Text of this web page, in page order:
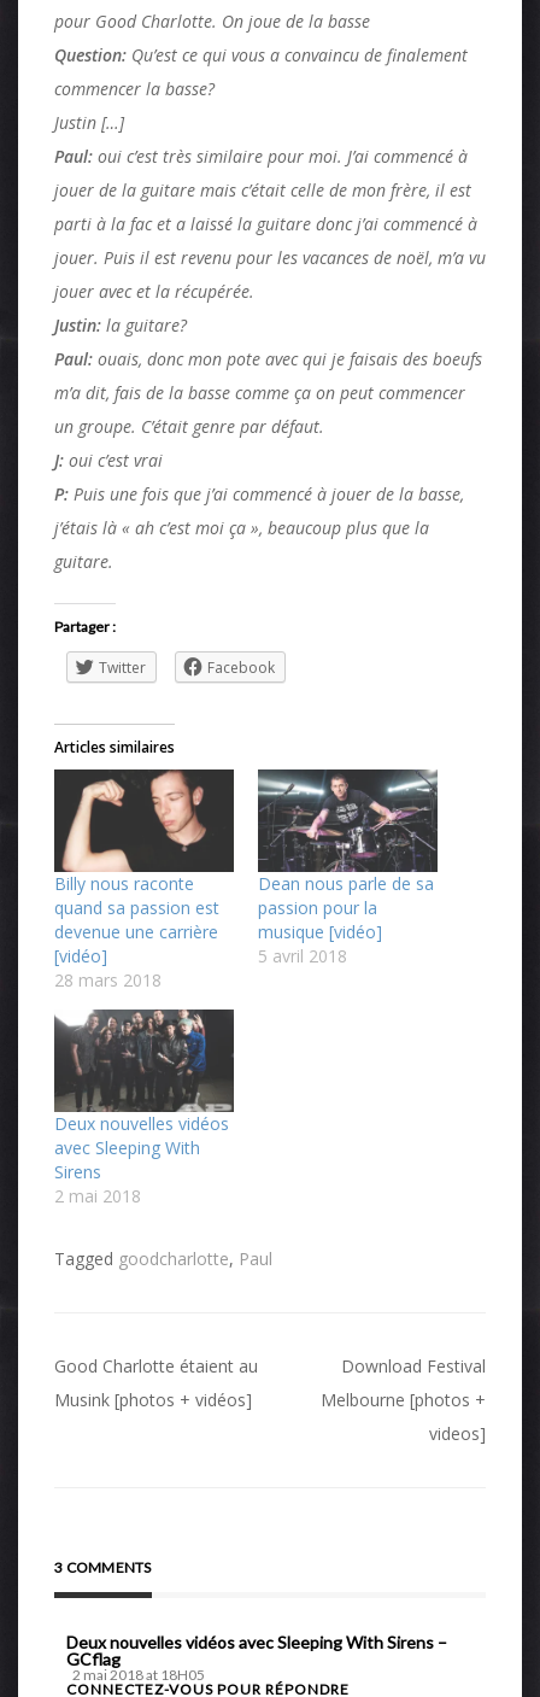
pour Good Charlotte. On joue de la basse
Question: Qu’est ce qui vous a convaincu de finalement
commencer la basse?
Justin […]
Paul: oui c’est très similaire pour moi. J’ai commencé à
jouer de la guitare mais c’était celle de mon frère, il est
parti à la fac et a laissé la guitare donc j’ai commencé à
jouer. Puis il est revenu pour les vacances de noël, m’a vu
jouer avec et la récupérée.
Justin: la guitare?
Paul: ouais, donc mon pote avec qui je faisais des boeufs
m’a dit, fais de la basse comme ça on peut commencer
un groupe. C’était genre par défaut.
J: oui c’est vrai
P: Puis une fois que j’ai commencé à jouer de la basse,
j’étais là « ah c’est moi ça », beaucoup plus que la
guitare.
Partager :
Twitter Facebook
Articles similaires
Billy nous raconte
quand sa passion est
devenue une carrière
[vidéo]
28 mars 2018
Dean nous parle de sa
passion pour la
musique [vidéo]
5 avril 2018
Deux nouvelles vidéos
avec Sleeping With
Sirens
2 mai 2018
Tagged goodcharlotte, Paul
Navigation
de
Good Charlotte étaient au
Musink [photos + vidéos]
Download Festival
Melbourne [photos +
videos]
3 COMMENTS
Deux nouvelles vidéos avec Sleeping With Sirens –
GCflag
2 mai 2018 at 18H05
CONNECTEZ-VOUS POUR RÉPONDRE